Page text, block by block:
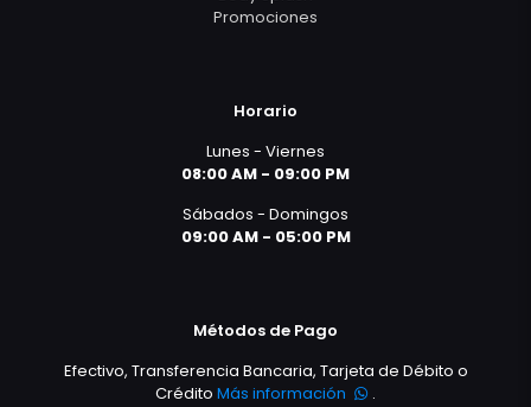
Promociones
Horario
Lunes - Viernes
08:00 AM - 09:00 PM
Sábados - Domingos
09:00 AM - 05:00 PM
Métodos de Pago
Efectivo, Transferencia Bancaria, Tarjeta de Débito o
CréditoMás información .